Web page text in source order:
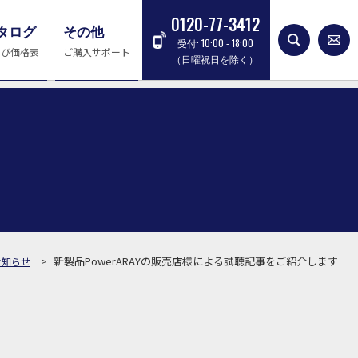
ログ
価格表
その他
ご購入サポート
0120-77-3412
受付: 10:00 - 18:00
（日曜祝日を除く）
らせ > 新製品PowerARAYの販売店様による試聴記事をご紹介します